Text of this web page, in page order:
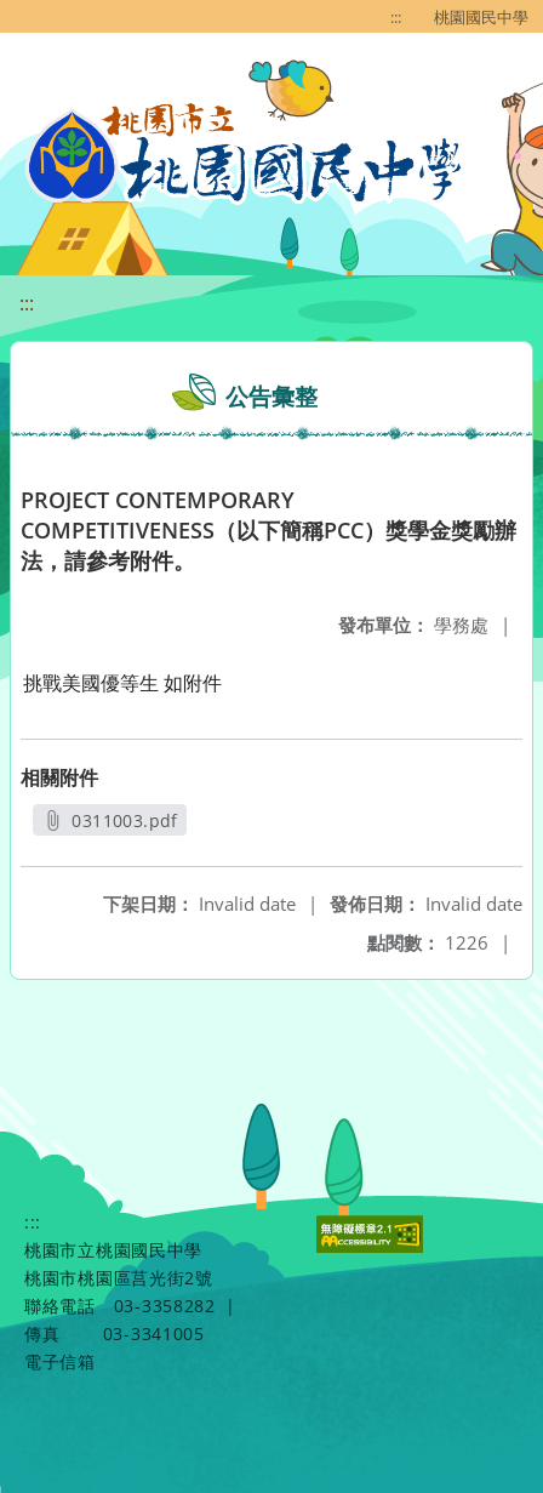
::: 桃園國民中學
:::
公告彙整
PROJECT CONTEMPORARY
COMPETITIVENESS（以下簡稱PCC）獎學金獎勵辦
法，請參考附件。
發布單位： 學務處 |
挑戰美國優等生 如附件
相關附件
0311003.pdf
發佈日期： Invalid date
下架日期： Invalid date
|
點閱數： 1226 |
:::
桃園市立桃園國民中學
桃園市桃園區莒光街2號
聯絡電話
03-3358282
|
傳真
03-3341005
電子信箱